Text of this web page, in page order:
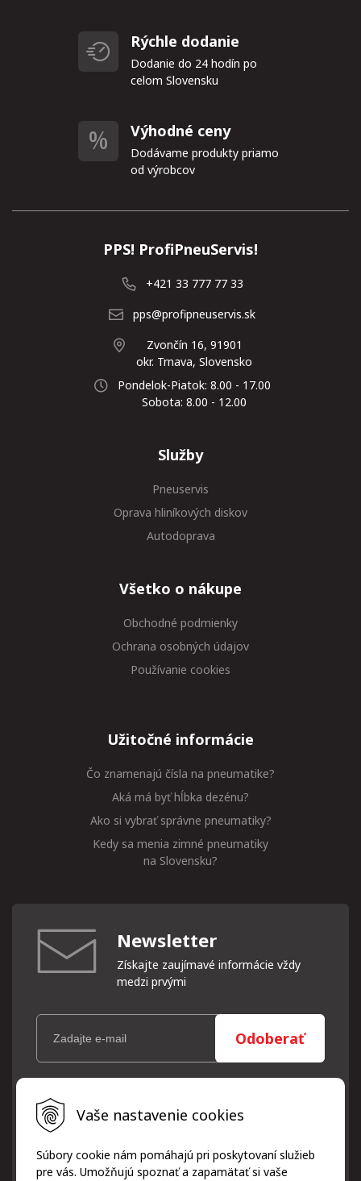
Vaše nastavenie cookies
Súbory cookie nám pomáhajú pri poskytovaní služieb
pre vás. Umožňujú spoznať a zapamätať si vaše
Rýchle dodanie
Dodanie do 24 hodín po
celom Slovensku
Výhodné ceny
Dodávame produkty priamo
od výrobcov
PPS! ProfiPneuServis!
+421 33 777 77 33
pps@profipneuservis.sk
Zvončín 16, 91901
okr. Trnava, Slovensko
Pondelok-Piatok: 8.00 - 17.00
Sobota: 8.00 - 12.00
Služby
Pneuservis
Oprava hliníkových diskov
Autodoprava
Všetko o nákupe
Obchodné podmienky
Ochrana osobných údajov
Používanie cookies
Užitočné informácie
Čo znamenajú čísla na pneumatike?
Aká má byť hĺbka dezénu?
Ako si vybrať správne pneumatiky?
Kedy sa menia zimné pneumatiky
na Slovensku?
Newsletter
Získajte zaujímavé informácie vždy
medzi prvými
Odoberať
Vaše osobné údaje (email) budeme spracovávať len za týmto
účelom v súlade s platnou legislatívou a zásadami ochrany
osobných údajov. Súhlas potvrdíte kliknutím na odkaz, ktorý
písomne, emailom alebo kliknutím na odkaz z ktoréhokoľvek
informačného emailu.